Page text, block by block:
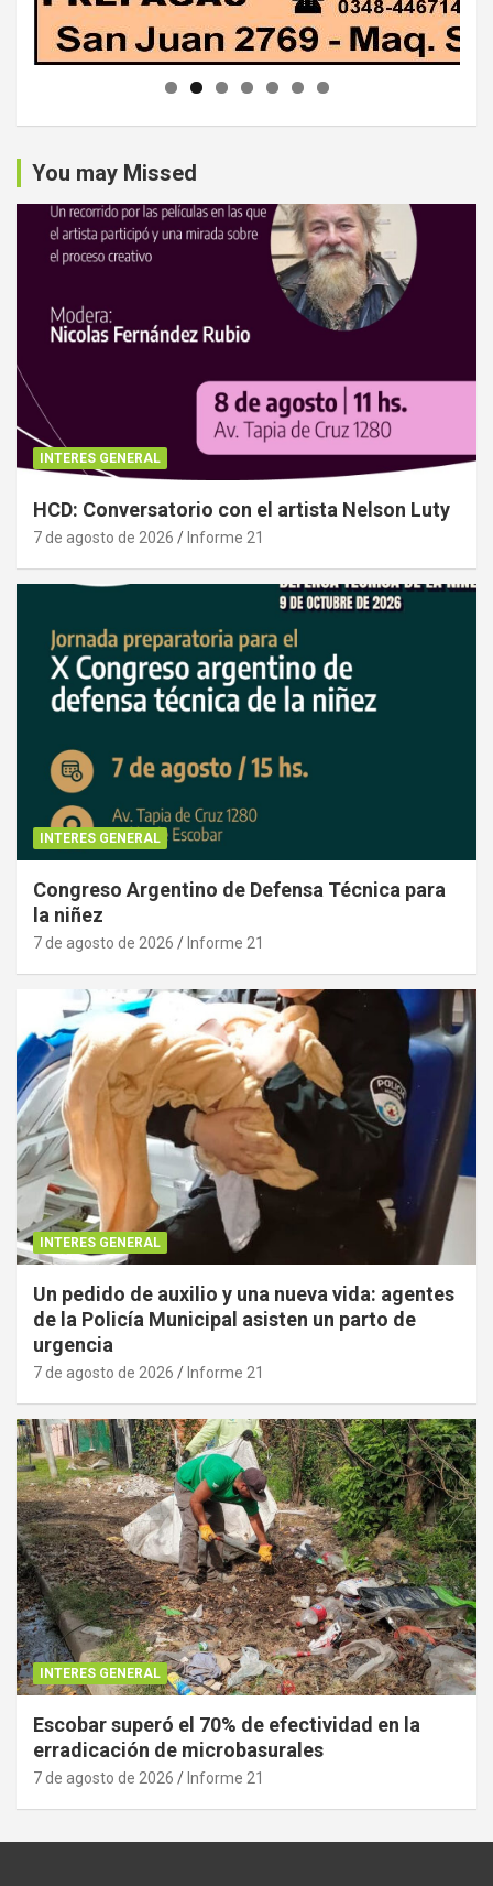
You may Missed
INTERES GENERAL
HCD: Conversatorio con el artista Nelson Luty
7 de agosto de 2026 Informe 21
INTERES GENERAL
Congreso Argentino de Defensa Técnica para
la niñez
7 de agosto de 2026 Informe 21
INTERES GENERAL
Un pedido de auxilio y una nueva vida: agentes
de la Policía Municipal asisten un parto de
urgencia
7 de agosto de 2026 Informe 21
INTERES GENERAL
Escobar superó el 70% de efectividad en la
erradicación de microbasurales
7 de agosto de 2026 Informe 21